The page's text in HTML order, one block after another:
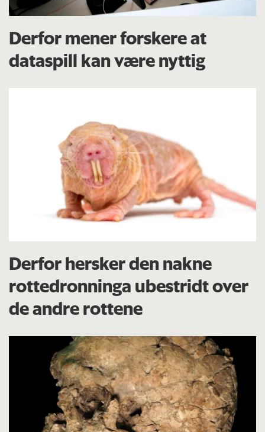
Derfor mener forskere at
dataspill kan være nyttig
Derfor hersker den nakne
rottedronninga ubestridt over
de andre rottene